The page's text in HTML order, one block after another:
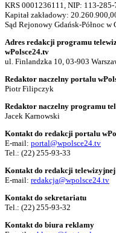
KRS 0001236111, NIP: 113-285-
Kapitał zakładowy:
Sąd Rejonowy Gdańsk-Północ
Adres redakcji programu
wPolsce24.tv
ul. Finlandzka 10, 03-903
Redaktor naczelny portalu
Piotr Filipczyk
Redaktor naczelny programu
Jacek Karnowski
Kontakt do redakcji portalu
E-mail: portal@wpolsce24.tv
Tel.: (22) 255-93-33
Kontakt do redakcji telewizyjnej
E-mail: redakcja@wpolsce24.tv
Kontakt do sekretariatu
Tel.: (22) 255-93-32
Kontakt do biura reklamy